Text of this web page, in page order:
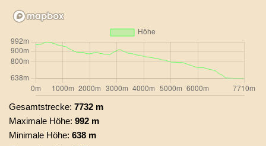
Gesamtstrecke: 7732 m
Maximale Höhe: 992 m
Minimale Höhe: 638 m